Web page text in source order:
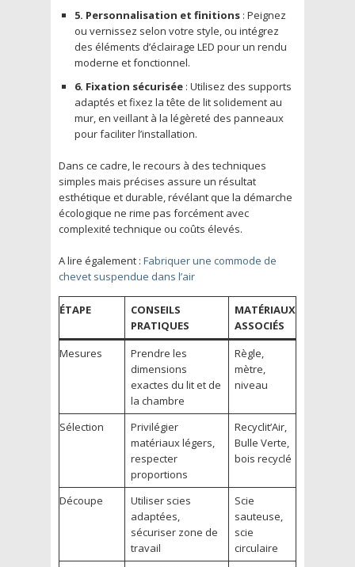
5. Personnalisation et finitions : Peignez
ou vernissez selon votre style, ou intégrez
des éléments d’éclairage LED pour un rendu
moderne et fonctionnel.
6. Fixation sécurisée : Utilisez des supports
adaptés et fixez la tête de lit solidement au
mur, en veillant à la légèreté des panneaux
pour faciliter l’installation.
Dans ce cadre, le recours à des techniques
simples mais précises assure un résultat
esthétique et durable, révélant que la démarche
écologique ne rime pas forcément avec
complexité technique ou coûts élevés.
A lire également : Fabriquer une commode de
chevet suspendue dans l’air
ÉTAPE
CONSEILS
PRATIQUES
MATÉRIAUX
ASSOCIÉS
Mesures
Prendre les
dimensions
exactes du lit et de
la chambre
Règle,
mètre,
niveau
Sélection
Privilégier
matériaux légers,
respecter
proportions
Recyclit’Air,
Bulle Verte,
bois recyclé
Découpe
Utiliser scies
adaptées,
sécuriser zone de
travail
Scie
sauteuse,
scie
circulaire